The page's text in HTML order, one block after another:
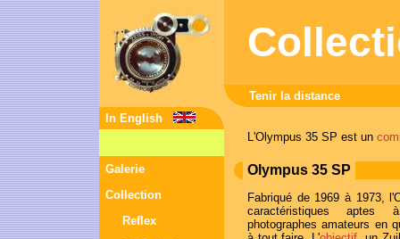
Tenir la distance
In English
Galerie
Collection
Reflex
L'Olympus 35 SP est un
Olympus 35 SP
Fabriqué de 1969 à 1973,
caractéristiques
photographes amateurs en